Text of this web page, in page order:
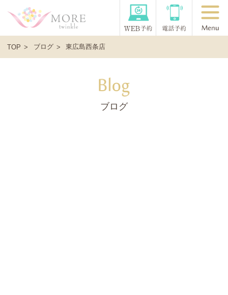
TOP ブログ 東広島西条店
ブログ